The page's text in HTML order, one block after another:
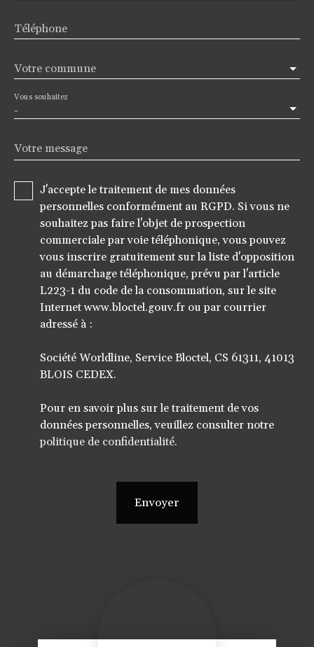
Téléphone
Votre commune
-
Vous souhaitez
Votre message
J'accepte le traitement de mes données
personnelles conformément au RGPD. Si vous ne
souhaitez pas faire l'objet de prospection
commerciale par voie téléphonique, vous pouvez
vous inscrire gratuitement sur la liste d'opposition
au démarchage téléphonique, prévu par l'article
L223-1 du code de la consommation, sur le site
Internet www.bloctel.gouv.fr ou par courrier
adressé à :
Société Worldline, Service Bloctel, CS 61311, 41013
BLOIS CEDEX.
Pour en savoir plus sur le traitement de vos
données personnelles, veuillez consulter notre
politique de confidentialité.
Envoyer